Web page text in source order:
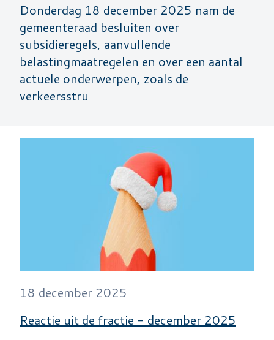
Donderdag 18 december 2025 nam de
gemeenteraad besluiten over
subsidieregels, aanvullende
belastingmaatregelen en over een aantal
actuele onderwerpen, zoals de
verkeersstru
18 december 2025
Reactie uit de fractie - december 2025